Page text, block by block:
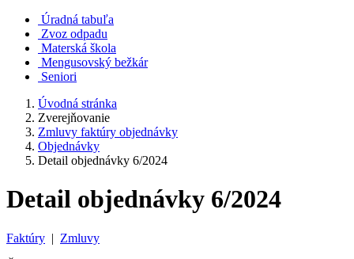
Úradná tabuľa
Zvoz odpadu
Materská škola
Mengusovský bežkár
Seniori
Úvodná stránka
Zverejňovanie
Zmluvy faktúry objednávky
Objednávky
Detail objednávky 6/2024
Detail objednávky 6/2024
Faktúry | Zmluvy